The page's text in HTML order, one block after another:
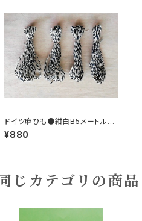
ドイツ麻ひも●紺白B5メートルカ
ット×４本セット
¥880
同じカテゴリの商品